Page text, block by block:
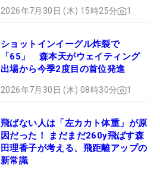
2026年7月30日 (木) 15時25分 1
ショットインイーグル炸裂で
「65」 森本天がウェイティング
出場から今季2度目の首位発進
2026年7月30日 (木) 08時30分 1
飛ばない人は「左カカト体重」が原
因だった！ まだまだ260y飛ばす森
田理香子が考える、飛距離アップの
新常識